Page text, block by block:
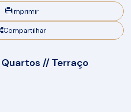
Imprimir
Compartilhar
// Terraço